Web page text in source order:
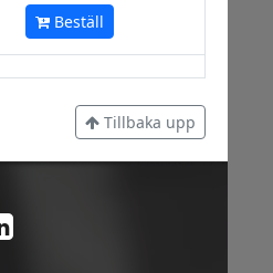
Beställ
Tillbaka upp